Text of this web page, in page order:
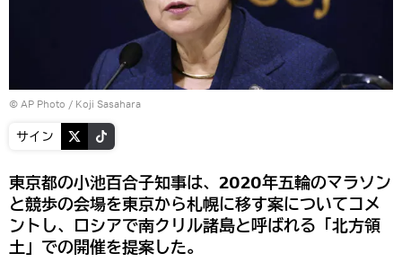
© AP Photo / Koji Sasahara
サイン
東京都の小池百合子知事は、2020年五輪のマラソン
と競歩の会場を東京から札幌に移す案についてコメ
ントし、ロシアで南クリル諸島と呼ばれる「北方領
土」での開催を提案した。